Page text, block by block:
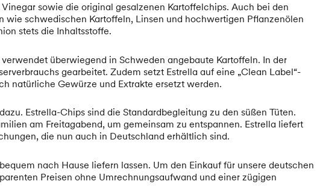
sowie die original gesalzenen Kartoffelchips. Auch bei den
wie schwedischen Kartoffeln, Linsen und hochwertigen Pflanzenölen
stets die Inhaltsstoffe.
überwiegend in Schweden angebaute Kartoffeln. In der
gearbeitet. Zudem setzt Estrella auf eine „Clean Label“-
natürliche Gewürze und Extrakte ersetzt werden.
Estrella-Chips sind die Standardbegleitung zu den süßen Tüten.
am Freitagabend, um gemeinsam zu entspannen. Estrella liefert
die nun auch in Deutschland erhältlich sind.
nach Hause liefern lassen. Um den Einkauf für unsere deutschen
Preisen ohne Umrechnungsaufwand und einer zügigen